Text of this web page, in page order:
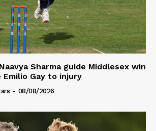
Sharma guide Middlesex win
Emilio Gay to injury
- 08/08/2026